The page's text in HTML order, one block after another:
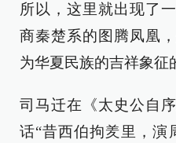
所以，这里就出现了
商秦楚系的图腾凤凰
为华夏民族的吉祥象征
司马迁在《太史公自
话“昔西伯拘羑里，演